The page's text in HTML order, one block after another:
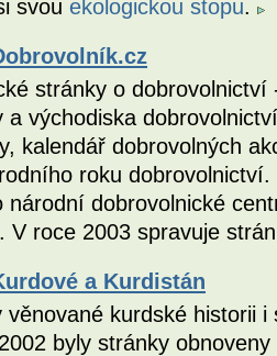
svou ekologickou stopu.
stránky o
a východiska
kalendář dobrovolných
roku
národní dobrovolnické
. V roce 2003 spravuje
a Kurdistán
věnované kurdské historii i
byly stránky